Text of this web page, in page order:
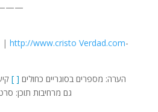
-ChristTruth
| http://www.cristo Verdad.com
הערה: מספרים בסוגריים כחולים [ ]
גם מרחיבות תוכן: